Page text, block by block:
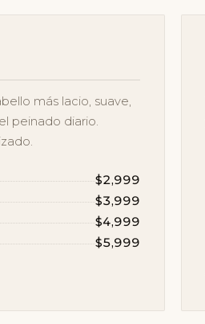
más lacio, suave,
peinado diario.
$2,999
$3,999
$4,999
$5,999